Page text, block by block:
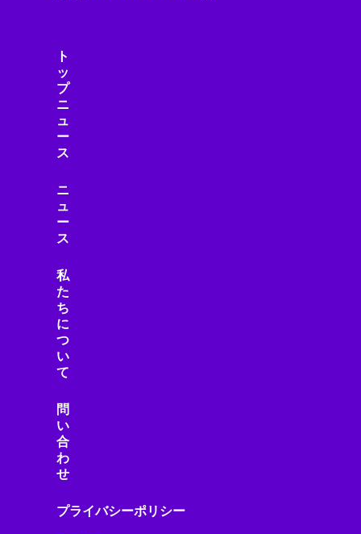
ト
ッ
プ
ニ
ュ
ー
ス
ニ
ュ
ー
ス
私
た
ち
に
つ
い
て
問
い
合
わ
せ
プライバシーポリシー